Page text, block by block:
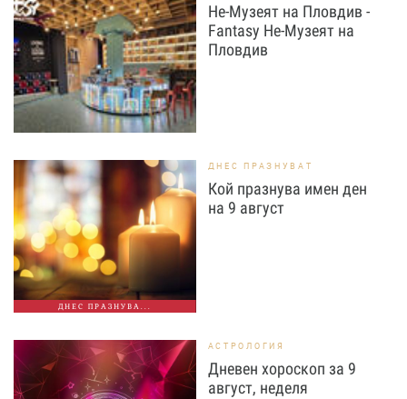
Не-Музеят на Пловдив -
Fantasy Не-Музеят на
Пловдив
ДНЕС ПРАЗНУВА...
ДНЕС ПРАЗНУВАТ
Кой празнува имен ден
на 9 август
АСТРОЛОГИЯ
Дневен хороскоп за 9
август, неделя